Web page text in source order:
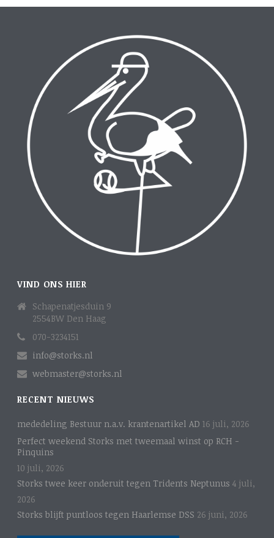
VIND ONS HIER
Schapenatjesduin 9
2554BW Den Haag
070-3234151
info@storks.nl
webmaster@storks.nl
RECENT NIEUWS
mededeling Bestuur n.a.v. krantenartikel AD 16 juli, 2026
Perfect weekend Storks met tweemaal winst op RCH -
Pinquins
10 juli, 2026
Storks twee keer onderuit tegen Tridents Neptunus 4 juli,
2026
Storks blijft puntloos tegen Haarlemse DSS 26 juni, 2026